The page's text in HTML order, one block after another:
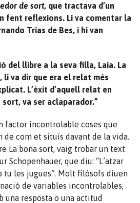
de sort, que tractava d’un
fent reflexions. Li va comentar la
Trias de Bes, i hi van
del llibre a la seva filla, Laia. La
li va dir que era el relat més
L’èxit d’aquell relat en
va ser aclaparador.”
factor incontrolable coses que
de com et situïs davant de la vida.
La bona sort, vaig trobar un text
Schopenhauer, que diu: “L’atzar
tu les jugues”. Molt filòsofs diuen
de variables incontrolables,
una resposta o una actitud